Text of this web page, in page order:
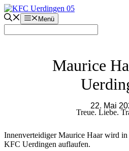
Zum
Inhalt
springen
Menü
Maurice
22. Mai
Treue. Liebe.
Innenverteidiger Maurice Haar wird in
KFC Uerdingen auflaufen.